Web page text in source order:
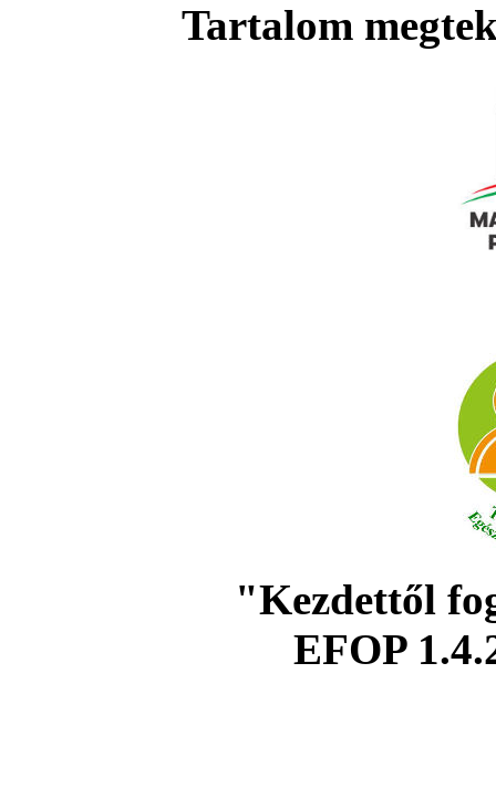
Tartalom
"Kezdettől
EFOP